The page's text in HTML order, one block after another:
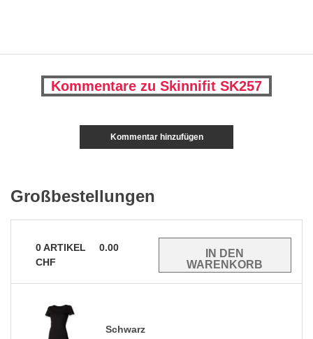
Kommentare zu Skinnifit SK257
Kommentar hinzufügen
Großbestellungen
0ARTIKEL
0.00
CHF
Schwarz